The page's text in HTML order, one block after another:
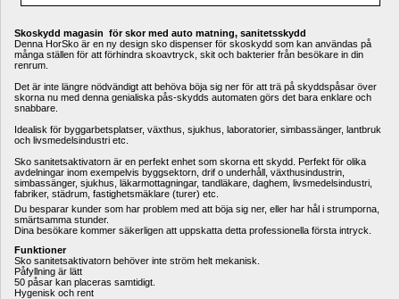
Skoskydd magasin för skor med auto matning, sanitetsskydd
Denna HorSko är en ny design sko dispenser för skoskydd som kan användas på
många ställen för att förhindra skoavtryck, skit och bakterier från besökare in din
renrum.
Det är inte längre nödvändigt att behöva böja sig ner för att trä på skyddspåsar över
skorna nu med denna genialiska pås-skydds automaten görs det bara enklare och
snabbare.
Idealisk för byggarbetsplatser, växthus, sjukhus, laboratorier, simbassänger, lantbruk
och livsmedelsindustri etc.
Sko sanitetsaktivatorn är en perfekt enhet som skorna ett skydd. Perfekt för olika
avdelningar inom exempelvis byggsektorn, drif o underhåll, växthusindustrin,
simbassänger, sjukhus, läkarmottagningar, tandläkare, daghem, livsmedelsindustri,
fabriker, städrum, fastighetsmäklare (turer) etc.
Du besparar kunder som har problem med att böja sig ner, eller har hål i strumporna,
smärtsamma stunder.
Dina besökare kommer säkerligen att uppskatta detta professionella första intryck.
Funktioner
Sko sanitetsaktivatorn behöver inte ström helt mekanisk.
Påfyllning är lätt
50 påsar kan placeras samtidigt.
Hygenisk och rent